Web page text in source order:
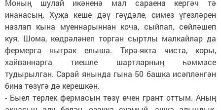
Моның шулай икәненә мал сараена кергәч тә
инанасың. Хуҗа кеше дәү гәүдәле, симез үгезләрен
назлап кына муеннарыннан коча, сыйпап, сөйләшеп
куя. Шома, көдрәләнеп торган сыртлы малкайлар да
фермерга ныграк елыша. Тирә-якта чиста, коры,
хайваннарга тиешле шартларның һәммәсе
тудырылган. Сарай янында гына 50 башка исәпләнгән
бина төзүгә дә керешкән.
- Быел терлек фермасын төзү өчен грант оттым. Аның